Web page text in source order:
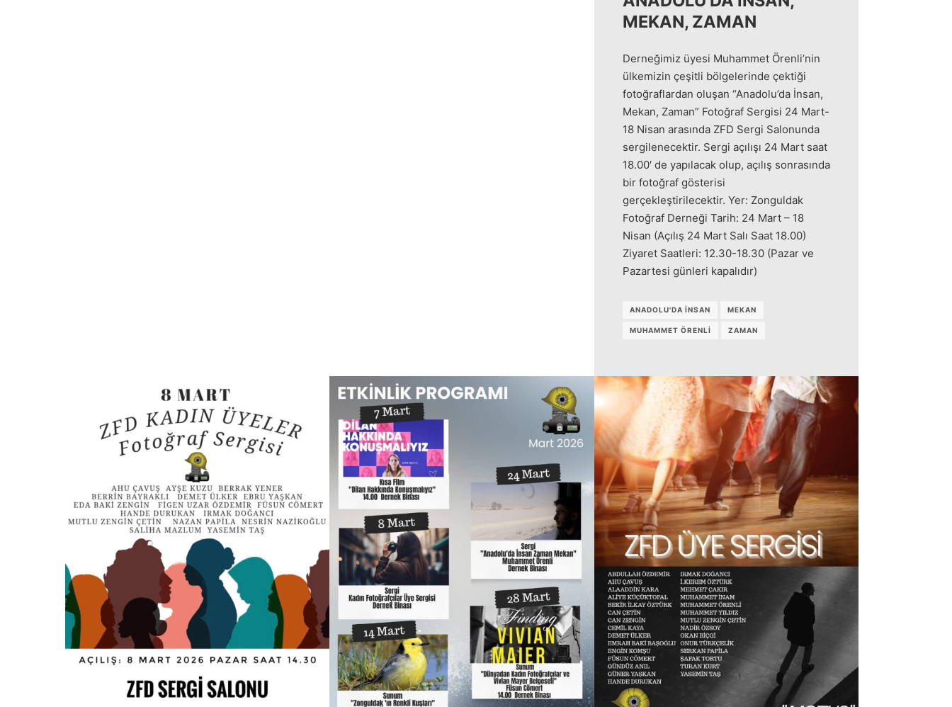
MEKAN, ZAMAN
Derneğimiz üyesi Muhammet Örenli’nin
ülkemizin çeşitli bölgelerinde çektiği
fotoğraflardan oluşan “Anadolu’da İnsan,
Mekan, Zaman” Fotoğraf Sergisi 24 Mart-
18 Nisan arasında ZFD Sergi Salonunda
sergilenecektir. Sergi açılışı 24 Mart saat
18.00′ de yapılacak olup, açılış sonrasında
bir fotoğraf gösterisi
gerçekleştirilecektir. Yer: Zonguldak
Fotoğraf Derneği Tarih: 24 Mart – 18
Nisan (Açılış 24 Mart Salı Saat 18.00)
Ziyaret Saatleri: 12.30-18.30 (Pazar ve
Pazartesi günleri kapalıdır)
ANADOLU'DA İNSAN MEKAN
MUHAMMET ÖRENLI ZAMAN